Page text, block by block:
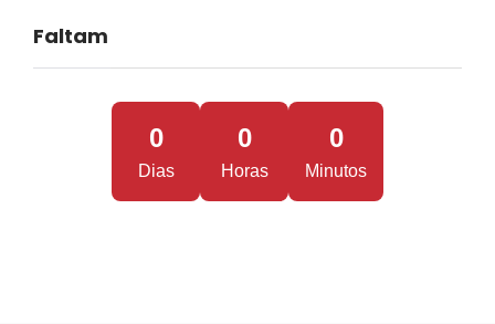
Faltam
0
Dias
0
Horas
0
Minutos